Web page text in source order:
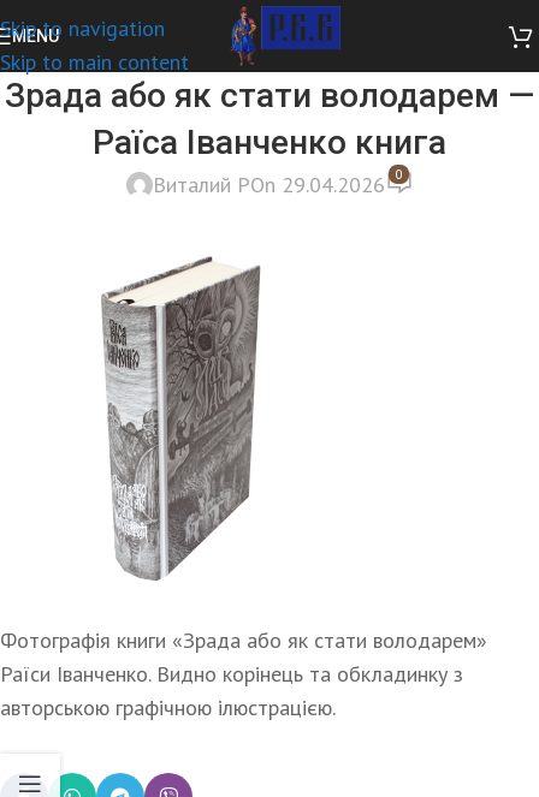
Skip to navigation
Skip to main content
MENU
Зрада або як стати володарем —
Раїса Іванченко книга
Виталий РOn 29.04.2026 0
Фотографія книги «Зрада або як стати володарем»
Раїси Іванченко. Видно корінець та обкладинку з
авторською графічною ілюстрацією.